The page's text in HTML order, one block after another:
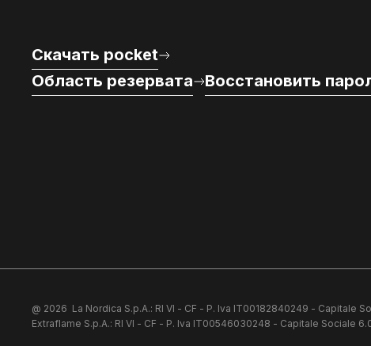
Скачать pocket
Область резервата
Восстановить
@ 2026 La Nordica S.p.A.: RI VI - CF - P. Iva IT00182840249 - Capitale
Extraflame S.p.A.: RI VI - CF - P. Iva IT00546030248 - Capitale Sociale